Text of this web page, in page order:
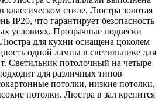
классическом стиле. Люстра золотая
IP20, что гарантирует безопасность
условиях. Прозрачные подвески
для кухни оснащена цоколем
одной лампы в светильнике для
Светильник потолочный на четыре
для различных типов
потолки, низкие потолки,
потолки. Люстра в зал крепится